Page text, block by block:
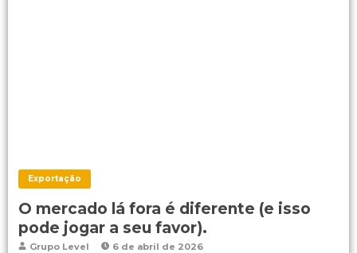
Exportação
O mercado lá fora é diferente (e isso
pode jogar a seu favor).
Grupo Level 6 de abril de 2026